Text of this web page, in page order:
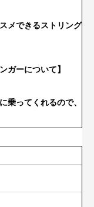
メできるストリング
ガーについて】
乗ってくれるので、